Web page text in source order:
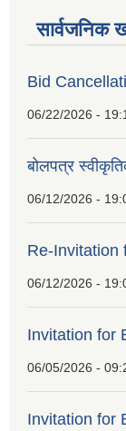
सार्वजनिक
Bid
06/22/2026 -
बोलपत्र
06/12/2026 -
Re-Invitation
06/12/2026 -
Invitation for
06/05/2026 -
Invitation for